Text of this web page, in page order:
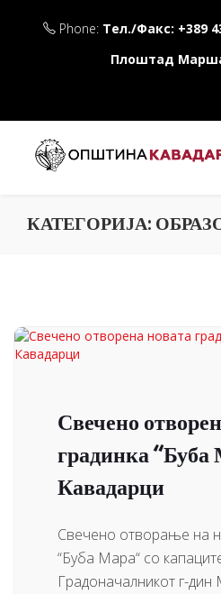
Phone: Тел./Факс: +389
Плоштад
КАТЕГОРИЈА:
Свечено
градинка “Буба
Кавадарци
Свечено отворање на
“Буба Мара“ со
Градоначалникот г-дин